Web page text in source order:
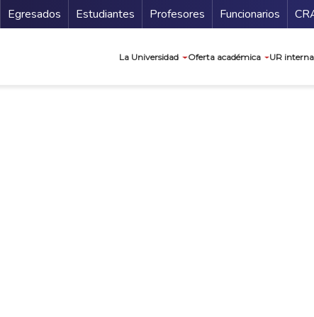
Egresados Estudiantes Profesores Funcionarios
La Universidad Oferta académica UR